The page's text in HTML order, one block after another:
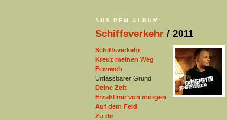
AUS DEM ALBUM:
Schiffsverkehr/ 2011
Schiffsverkehr
Kreuz meinen Weg
Fernweh
Unfassbarer Grund
Deine Zeit
Erzähl mir von morgen
Auf dem Feld
Zu dir